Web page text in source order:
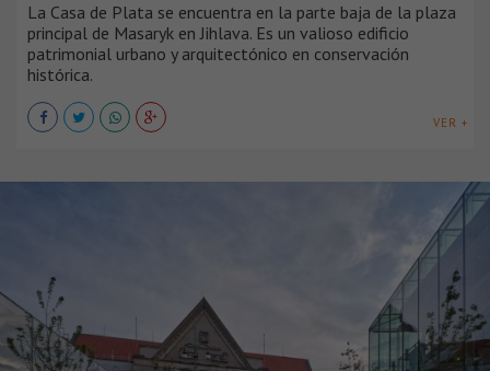
La Casa de Plata se encuentra en la parte baja de la plaza
principal de Masaryk en Jihlava. Es un valioso edificio
patrimonial urbano y arquitectónico en conservación
histórica.
VER +